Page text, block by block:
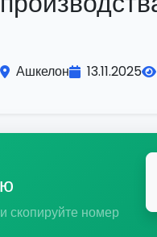
Ашкелон 13.11.2025
скопируйте номер